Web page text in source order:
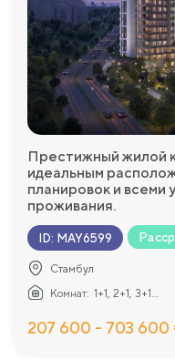
Престижный жилой
идеальным
планировок и всеми
проживания.
ID: MAY6599
Стамбул
Комнат: 1+1, 2+1, 3+1...
207 600 - 703 600